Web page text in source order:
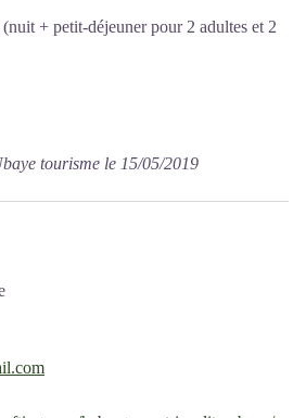
+ petit-déjeuner pour 2 adultes et 2
tourisme le 15/05/2019